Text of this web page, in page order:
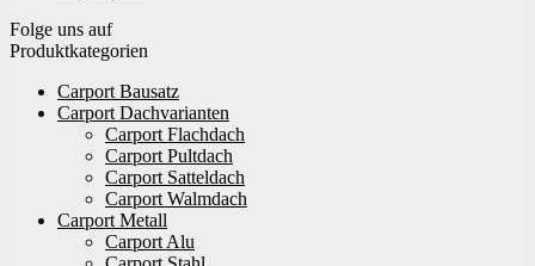
Folge uns auf
Produktkategorien
Carport Bausatz
Carport Dachvarianten
Carport Flachdach
Carport Pultdach
Carport Satteldach
Carport Walmdach
Carport Metall
Carport Alu